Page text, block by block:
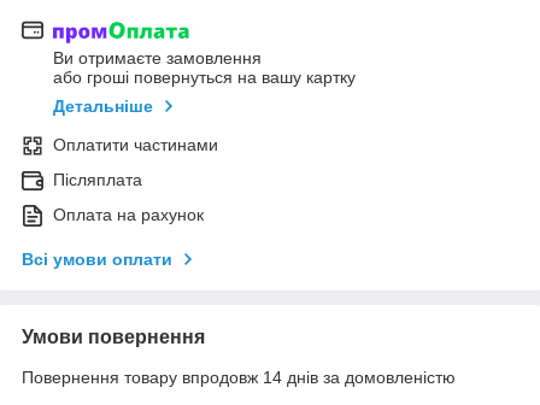
Ви отримаєте замовлення
або гроші повернуться на вашу картку
Детальніше
Оплатити частинами
Післяплата
Оплата на рахунок
Всі умови оплати
Умови повернення
Повернення товару впродовж 14 днів за домовленістю